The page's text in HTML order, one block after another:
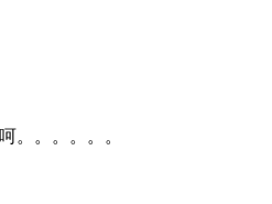
。。。。。。